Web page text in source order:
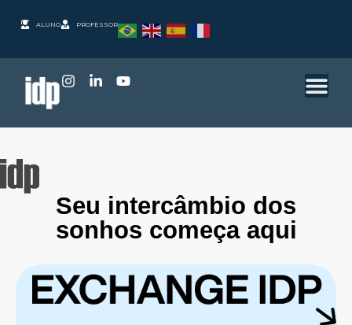
ALUNO PROFESSOR
Seu intercâmbio dos
sonhos começa aqui